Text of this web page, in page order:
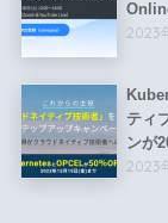
2023
ティ
ンが
2023